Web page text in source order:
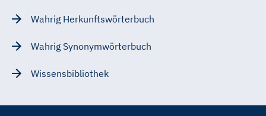
Wahrig Herkunftswörterbuch
Wahrig Synonymwörterbuch
Wissensbibliothek